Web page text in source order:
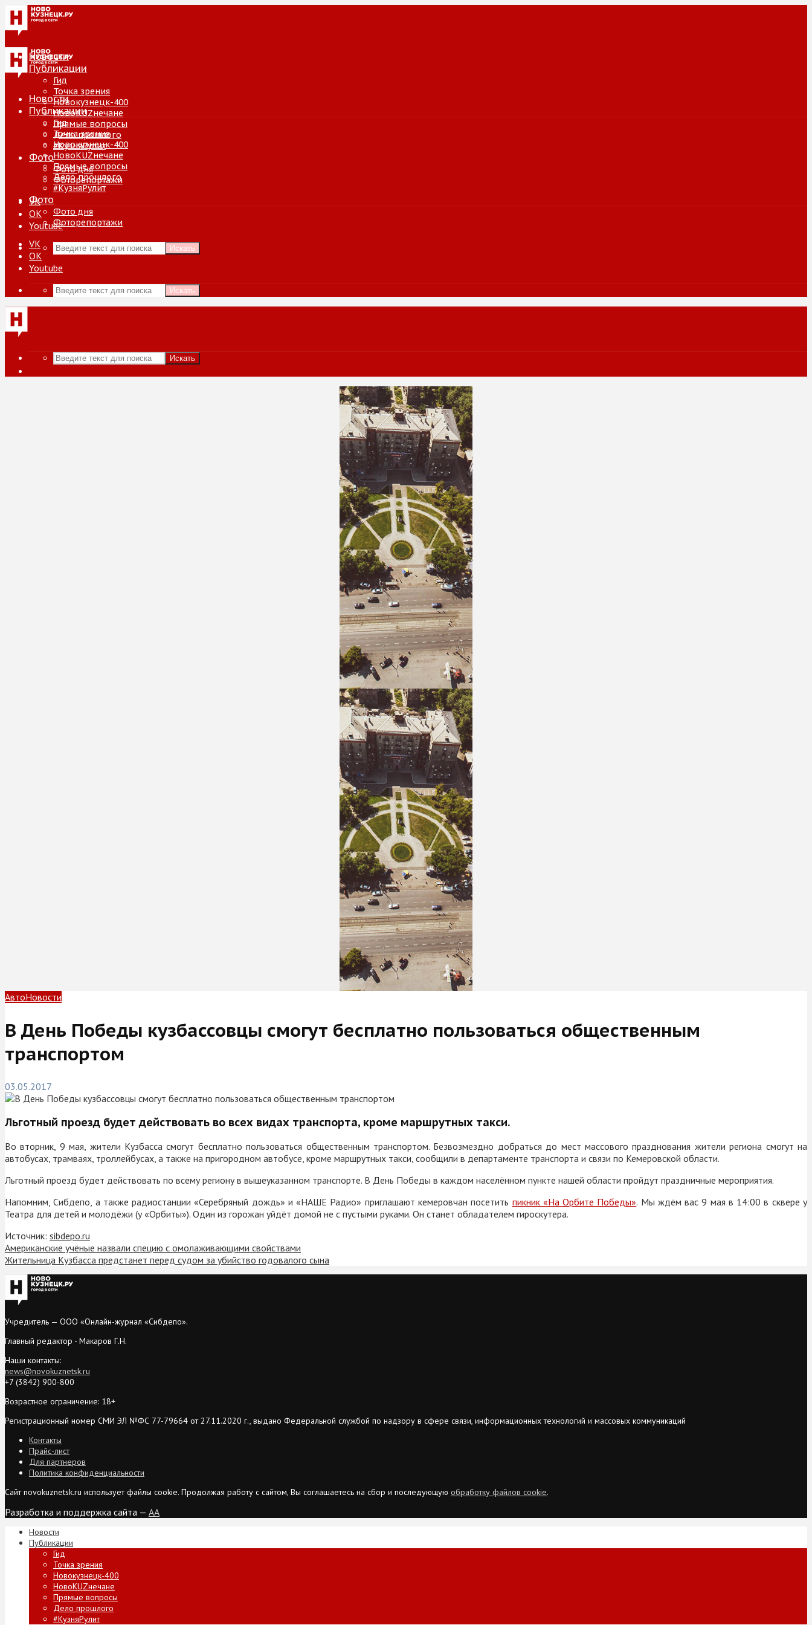
Новости
Публикации
Гид
Точка зрения
Новокузнецк-400
НовоKUZнечане
Прямые вопросы
Дело прошлого
#КузняРулит
Фото
Фото дня
Фоторепортажи
VK
ОК
Youtube
Искать
Новости
Публикации
Гид
Точка зрения
Новокузнецк-400
НовоKUZнечане
Прямые вопросы
Дело прошлого
#КузняРулит
Фото
Фото дня
Фоторепортажи
VK
ОК
Youtube
Искать
Искать
АвтоНовости
В День Победы кузбассовцы смогут бесплатно пользоваться общественным
транспортом
03.05.2017
Льготный проезд будет действовать во всех видах транспорта, кроме маршрутных такси.
Во вторник, 9 мая, жители Кузбасса смогут бесплатно пользоваться общественным транспортом. Безвозмездно добраться до мест массового празднования жители региона смогут на
автобусах, трамваях, троллейбусах, а также на пригородном автобусе, кроме маршрутных такси, сообщили в департаменте транспорта и связи по Кемеровской области.
Льготный проезд будет действовать по всему региону в вышеуказанном транспорте. В День Победы в каждом населённом пункте нашей области пройдут праздничные мероприятия.
Напомним, Сибдепо, а также радиостанции «Серебряный дождь» и «НАШЕ Радио» приглашают кемеровчан посетить пикник «На Орбите Победы». Мы ждём вас 9 мая в 14:00 в сквере у
Театра для детей и молодёжи (у «Орбиты»). Один из горожан уйдёт домой не с пустыми руками. Он станет обладателем гироскутера.
Источник: sibdepo.ru
Американские учёные назвали специю с омолаживающими свойствами
Жительница Кузбасса предстанет перед судом за убийство годовалого сына
Учредитель — ООО «Онлайн-журнал «Сибдепо».
Главный редактор - Макаров Г.Н.
Наши контакты:
news@novokuznetsk.ru
+7 (3842) 900-800
Возрастное ограничение: 18+
Регистрационный номер СМИ ЭЛ №ФС 77-79664 от 27.11.2020 г., выдано Федеральной службой по надзору в сфере связи, информационных технологий и массовых коммуникаций
Контакты
Прайс-лист
Для партнеров
Политика конфиденциальности
Сайт novokuznetsk.ru использует файлы cookie. Продолжая работу с сайтом, Вы соглашаетесь на сбор и последующую обработку файлов cookie.
Разработка и поддержка сайта — AA
Новости
Публикации
Гид
Точка зрения
Новокузнецк-400
НовоKUZнечане
Прямые вопросы
Дело прошлого
#КузняРулит